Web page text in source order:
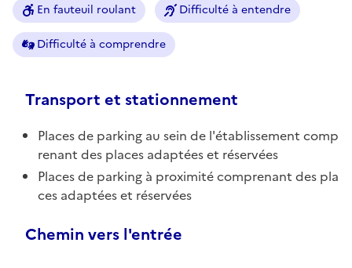
En fauteuil roulant Difficulté à entendre
Difficulté à comprendre
Transport et stationnement
Places de parking au sein de l'établissement comp
renant des places adaptées et réservées
Places de parking à proximité comprenant des pla
ces adaptées et réservées
Chemin vers l'entrée